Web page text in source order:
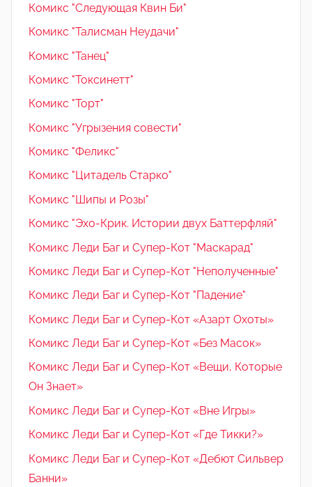
Комикс "Следующая Квин Би"
Комикс "Талисман Неудачи"
Комикс "Танец"
Комикс "Токсинетт"
Комикс "Торт"
Комикс "Угрызения совести"
Комикс "Феликс"
Комикс "Цитадель Старко"
Комикс "Шипы и Розы"
Комикс "Эхо-Крик. Истории двух Баттерфляй"
Комикс Леди Баг и Супер-Кот "Маскарад"
Комикс Леди Баг и Супер-Кот "Неполученные"
Комикс Леди Баг и Супер-Кот "Падение"
Комикс Леди Баг и Супер-Кот «Азарт Охоты»
Комикс Леди Баг и Супер-Кот «Без Масок»
Комикс Леди Баг и Супер-Кот «Вещи, Которые
Он Знает»
Комикс Леди Баг и Супер-Кот «Вне Игры»
Комикс Леди Баг и Супер-Кот «Где Тикки?»
Комикс Леди Баг и Супер-Кот «Дебют Сильвер
Банни»